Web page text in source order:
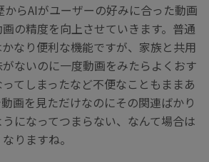
らAIがユーザーの好みに合った動画
の精度を向上させていきます。普通
なり便利な機能ですが、家族と共用
ないのに一度動画をみたらよくおす
てしまったなど不便なこともままあ
画を見ただけなのにその関連ばかり
になってつまらない、なんて場合は
りますね。